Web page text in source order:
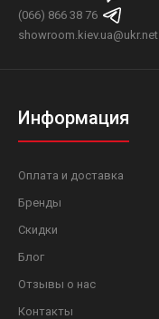
(066) 866 38 76
showroom.kiev.ua@ukr.net
Информация
Оплата и доставка
Бренды
Скидки
Блог
Отзывы о нас
Контакты